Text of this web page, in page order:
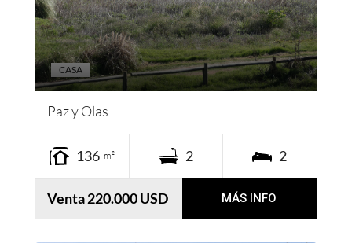
Paz y Olas
136 m² 2 2
CASA
Venta 220.000 USD MÁS INFO